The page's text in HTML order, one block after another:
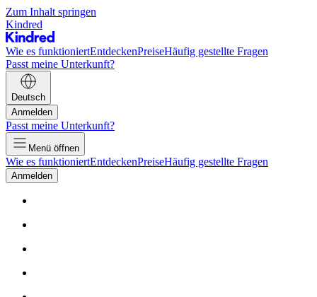
Zum Inhalt springen
Kindred
Wie es funktioniertEntdeckenPreiseHäufig gestellte Fragen
Passt meine Unterkunft?
Deutsch
Anmelden
Passt meine Unterkunft?
Menü öffnen
Wie es funktioniertEntdeckenPreiseHäufig gestellte Fragen
Anmelden